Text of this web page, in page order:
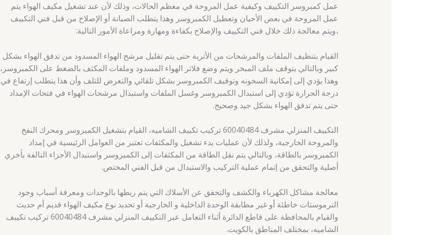
عمل كمبروسر التكييف وكيفية عمل المروحة في معظم الحالات، وذلك لأن عند تشغيل مكيف الهواء يتم
عمل المروحة في بعض الأحيان وتعطيل الكمبروسر وهذا يتطلب الصيانة أو الإصلاح من قبل فني التكييف
،ويتم معالجة ذلك خلال فني التكييف والإصلاح بكفاءة ومهارة ومراعاة الأمور التالية:
القيام بتنظيف الملفات والمرشحات من الأتربة حتى يتم تقليل مرشح الهواء المسدود من تدفق الهواء بشكل
كبير وبالتالي يتوقف ملف المبخر ويتم وضع فلاتر الهواء المسدود وملفات المكثف بالضغط على الكمبروسر،
وهذا يؤدي إلى إمكانية السخونه وتوقيف الكمبروسر بشكل تلقائي والتعرض للتلف وأن هذا يتطلب إرتفاع في
درجة الحرارة تؤدي إلى استبدال الكمبروسر وغسل الملفات واستبدال مرشحات الهواء في فتحات الإمداد
حتى يتم تدفق الهواء بشكل جيد وصحيح.
التكييف المنزلي مشرف 60040484 تركيب تكييف الشاميه، القيام بتشغيل الكمبروسر ومحرك النفخ
والمروحة الخارجية، ولذلك لأن عمليات بدء تشغيل والمكثفات تعتبر من العوامل الرئيسية في إمداد
الكمبروسر بالطاقة، وبالتالي يتم نقل الطاقة من المكثفات إلى الكمبروسر واستبدال الأجزاء التالفة بأخري
أصلية والتحقق من إتمام عملية التركيب والاستبدال من قبل الفني المختص.
معالجة مشاكل الكهرباء والكشف والتحقق عن الأسلاك التي يتم ربطها بالوحدات ومعرفة أسباب وجود
الترموستات خاطئة أو غير مطابقة الوحدة الداخلية و الخارجية أو تحديد نوع مكيف الهواء قديم أم حديث
والقيام بالمحافظة على قاطع الدائرة أثناء التعامل عبر التكييف المنزلي مشرف 60040484 تركيب تكييف
الشاميه، بمختلف المناطق بالكويت.